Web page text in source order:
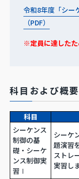
令和8年度「シー
（PDF）
※定員に達したた
科目および概要
科目
シーケンス
制御の基
礎・シーケ
ンス制御実
習Ⅰ
シーケ
題演習
ストレ
実習し